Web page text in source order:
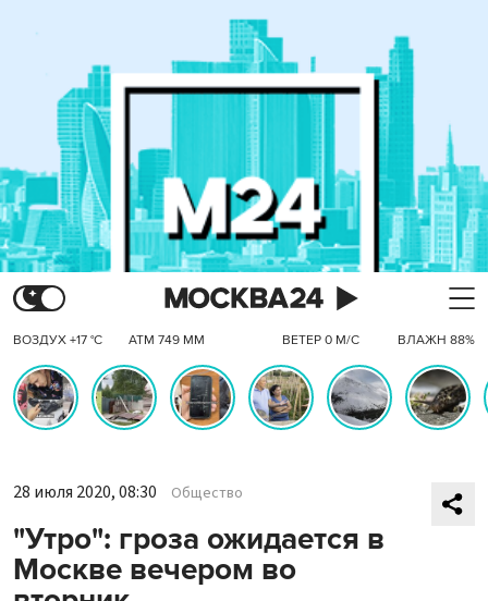
ВОЗДУХ +17 °C АТМ 749 ММ ВЕТЕР 0 М/С ВЛАЖН 88%
28 июля 2020, 08:30 Общество
"Утро": гроза ожидается в
Москве вечером во